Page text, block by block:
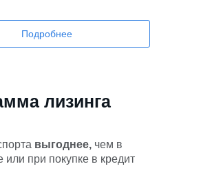
Подробнее
лизинга
выгоднее, чем в
или при покупке в кредит